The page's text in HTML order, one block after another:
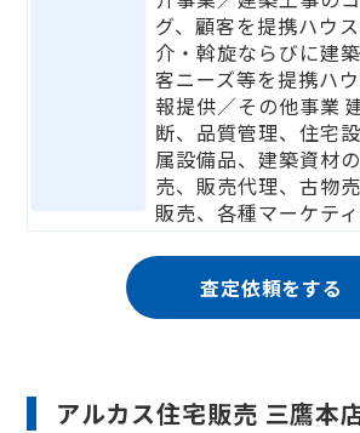
グ、顧客を提携ハウ
介・斡旋ならびに建
客ニーズ等を提携ハ
報提供／その他事業
断、品質管理、住宅
属設備品、建築資材
売、販売代理、古物
販売、各種マーケテ
査定依頼をする
アルカス住宅販売 三鷹本